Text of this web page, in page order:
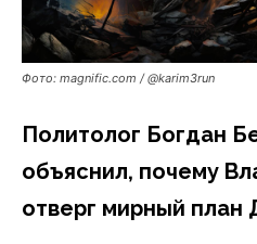
Фото: magnific.com / @karim3run
Политолог Богдан
объяснил, почему
отверг мирный план